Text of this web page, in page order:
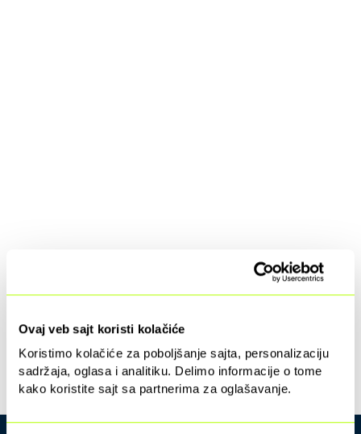
Ovaj veb sajt koristi kolačiće
Koristimo kolačiće za poboljšanje sajta, personalizaciju
sadržaja, oglasa i analitiku. Delimo informacije o tome
kako koristite sajt sa partnerima za oglašavanje.